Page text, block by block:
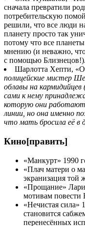
сначала превратили
потребительскую
решили, что все люди
планету просто так
потому что все
мнению (и неважно, что
с помощью Близнецов!).
Шарлотта Хепти,
полицейские мистер
облавы на кармидийцев
сами к нему
которую они
линии, но она именно
что мать бросила её в
Кино[править]
«Манкурт» 1990
«Плач матери о
экранизация той
«Прощание»
мотивам повести
«Нечистая сила»
становится
перенесённых